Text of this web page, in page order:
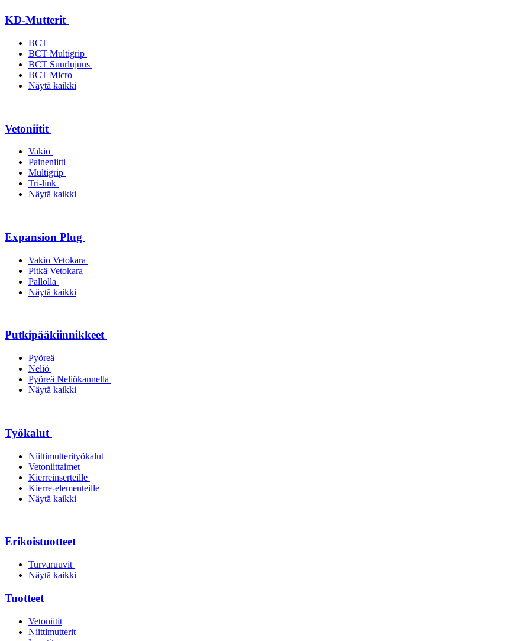
KD-Mutterit
BCT
BCT Multigrip
BCT Suurlujuus
BCT Micro
Näytä kaikki
Vetoniitit
Vakio
Paineniitti
Multigrip
Tri-link
Näytä kaikki
Expansion Plug
Vakio Vetokara
Pitkä Vetokara
Pallolla
Näytä kaikki
Putkipääkiinnikkeet
Pyöreä
Neliö
Pyöreä Neliökannella
Näytä kaikki
Työkalut
Niittimutterityökalut
Vetoniittaimet
Kierreinserteille
Kierre-elementeille
Näytä kaikki
Erikoistuotteet
Turvaruuvit
Näytä kaikki
Tuotteet
Vetoniitit
Niittimutterit